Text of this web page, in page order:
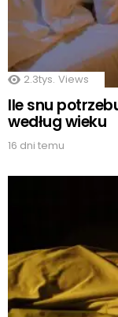
2.3tys. Views
Ile snu
według wieku
16 dni temu